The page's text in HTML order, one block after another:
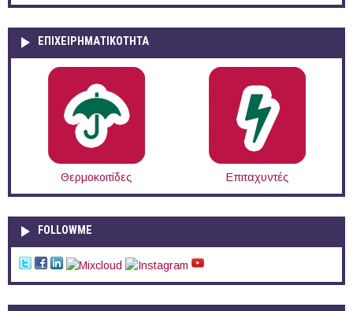
ΕΠΙΧΕΙΡΗΜΑΤΙΚΟΤΗΤΑ
Θερμοκοιτίδες Επιταχυντές
FOLLOWME